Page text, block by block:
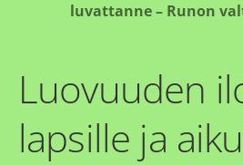
luvattanne – Runon
Luovuuden
lapsille ja